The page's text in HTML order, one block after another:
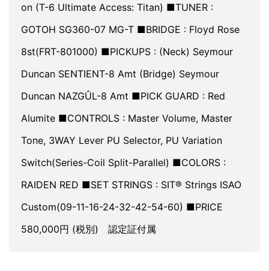
on (T-6 Ultimate Access: Titan) ■TUNER :
GOTOH SG360-07 MG-T ■BRIDGE : Floyd Rose
8st(FRT-801000) ■PICKUPS : (Neck) Seymour
Duncan SENTIENT-8 Amt (Bridge) Seymour
Duncan NAZGÛL-8 Amt ■PICK GUARD : Red
Alumite ■CONTROLS : Master Volume, Master
Tone, 3WAY Lever PU Selector, PU Variation
Switch(Series-Coil Split-Parallel) ■COLORS :
RAIDEN RED ■SET STRINGS : SIT® Strings ISAO
Custom(09-11-16-24-32-42-54-60) ■PRICE
580,000円 (税別) 認定証付属